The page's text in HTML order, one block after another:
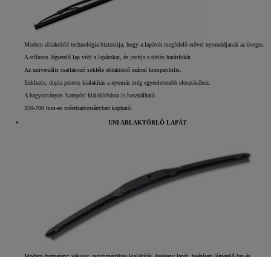
Modern ablaktörlő technológia biztosítja, hogy a lapátok megfelelő erővel nyomódjanak az üvegre.
A stílusos légterelő lap védi a lapátokat, és javítja a törlés hatásfokát.
Az univerzális csatlakozó sokféle ablaktörlő szárral kompatibilis.
Exkluzív, dupla pontos kialakítás a nyomás még egyenletesebb elosztásához.
A hagyományos 'kampós' kialakításhoz is használható.
350-700 mm-es mérettartományban kapható.
UNI ABLAKTÖRLŐ LAPÁT